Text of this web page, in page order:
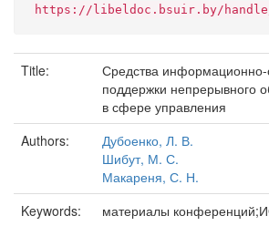
https://libeldoc.bsuir.by/handle/
Title:
Средства информационно-
поддержки непрерывного
в сфере управления
Authors:
Дубоенко, Л. В.
Шибут, М. С.
Макареня, С. Н.
Keywords:
материалы